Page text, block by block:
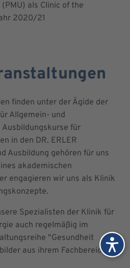
als Clinic of the
2020/21
finden unter der Ägide der
Allgemein- und
für
in den DR. ERLER
Ausbildung gehören für uns
akademischen
engagieren wir uns als Klinik
Spezialisten der Klinik für
auch regelmäßig im
"Gesundheit
aus ihrem Fachbereich